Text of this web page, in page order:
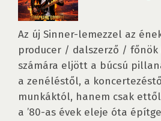
Az új Sinner-lemezzel az
producer / dalszerző / főnök
számára eljött a búcsú
a zenéléstől, a
munkáktól, hanem csak
a ’80-as évek eleje óta